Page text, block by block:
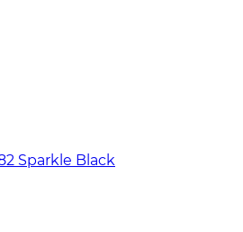
Наушники Hoco EW82 Sparkle Black